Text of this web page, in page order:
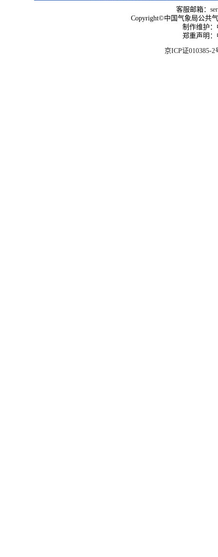
客服邮箱：
Copyright©中国气象局公共
制作维护
郑重声明
京ICP证010385-2